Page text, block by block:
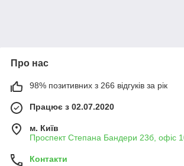
Про нас
98% позитивних з 266 відгуків за рік
Працює з 02.07.2020
м. Київ
Проспект Степана Бандери 23б, офіс
Контакти